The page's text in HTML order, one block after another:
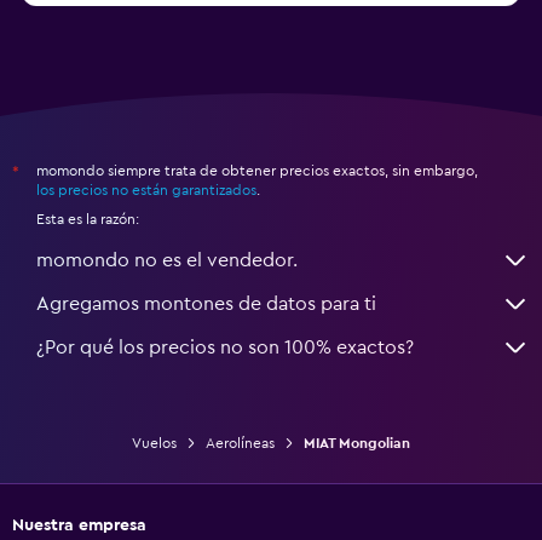
*
momondo siempre trata de obtener precios exactos, sin embargo,
los precios no están garantizados
Esta es la razón:
momondo no es el vendedor.
Agregamos montones de datos para ti
¿Por qué los precios no son 100% exactos?
Vuelos Aerolíneas MIAT Mongolian
Nuestra empresa